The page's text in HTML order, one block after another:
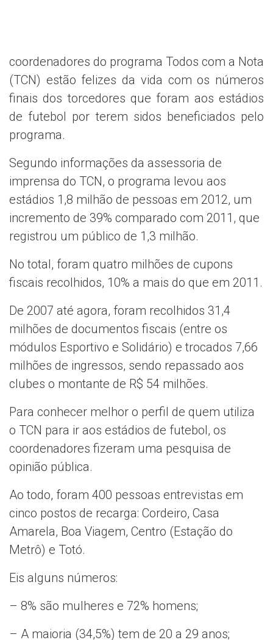
coordenadores do programa Todos com a Nota
(TCN) estão felizes da vida com os números
finais dos torcedores que foram aos estádios
de futebol por terem sidos beneficiados pelo
programa.
Segundo informações da assessoria de
imprensa do TCN, o programa levou aos
estádios 1,8 milhão de pessoas em 2012, um
incremento de 39% comparado com 2011, que
registrou um público de 1,3 milhão.
No total, foram quatro milhões de cupons
fiscais recolhidos, 10% a mais do que em 2011.
De 2007 até agora, foram recolhidos 31,4
milhões de documentos fiscais (entre os
módulos Esportivo e Solidário) e trocados 7,66
milhões de ingressos, sendo repassado aos
clubes o montante de R$ 54 milhões.
Para conhecer melhor o perfil de quem utiliza
o TCN para ir aos estádios de futebol, os
coordenadores fizeram uma pesquisa de
opinião pública.
Ao todo, foram 400 pessoas entrevistas em
cinco postos de recarga: Cordeiro, Casa
Amarela, Boa Viagem, Centro (Estação do
Metrô) e Totó.
Eis alguns números:
– 8% são mulheres e 72% homens;
– A maioria (34,5%) tem de 20 a 29 anos;